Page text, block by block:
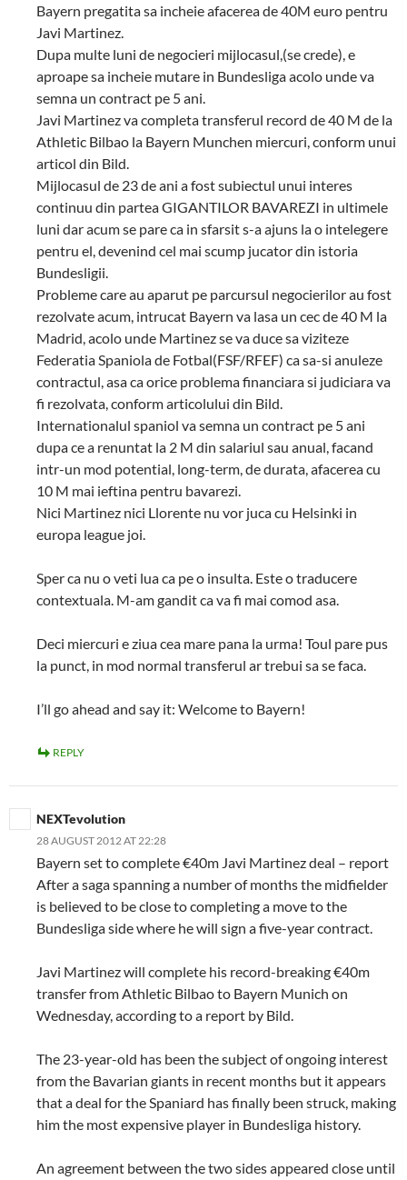
Bayern pregatita sa incheie afacerea de 40M euro pentru
Javi Martinez.
Dupa multe luni de negocieri mijlocasul,(se crede), e
aproape sa incheie mutare in Bundesliga acolo unde va
semna un contract pe 5 ani.
Javi Martinez va completa transferul record de 40 M de la
Athletic Bilbao la Bayern Munchen miercuri, conform unui
articol din Bild.
Mijlocasul de 23 de ani a fost subiectul unui interes
continuu din partea GIGANTILOR BAVAREZI in ultimele
luni dar acum se pare ca in sfarsit s-a ajuns la o intelegere
pentru el, devenind cel mai scump jucator din istoria
Bundesligii.
Probleme care au aparut pe parcursul negocierilor au fost
rezolvate acum, intrucat Bayern va lasa un cec de 40 M la
Madrid, acolo unde Martinez se va duce sa viziteze
Federatia Spaniola de Fotbal(FSF/RFEF) ca sa-si anuleze
contractul, asa ca orice problema financiara si judiciara va
fi rezolvata, conform articolului din Bild.
Internationalul spaniol va semna un contract pe 5 ani
dupa ce a renuntat la 2 M din salariul sau anual, facand
intr-un mod potential, long-term, de durata, afacerea cu
10 M mai ieftina pentru bavarezi.
Nici Martinez nici Llorente nu vor juca cu Helsinki in
europa league joi.
Sper ca nu o veti lua ca pe o insulta. Este o traducere
contextuala. M-am gandit ca va fi mai comod asa.
Deci miercuri e ziua cea mare pana la urma! Toul pare pus
la punct, in mod normal transferul ar trebui sa se faca.
I’ll go ahead and say it: Welcome to Bayern!
REPLY
NEXTevolution
28 AUGUST 2012 AT 22:28
Bayern set to complete €40m Javi Martinez deal – report
After a saga spanning a number of months the midfielder
is believed to be close to completing a move to the
Bundesliga side where he will sign a five-year contract.
Javi Martinez will complete his record-breaking €40m
transfer from Athletic Bilbao to Bayern Munich on
Wednesday, according to a report by Bild.
The 23-year-old has been the subject of ongoing interest
from the Bavarian giants in recent months but it appears
that a deal for the Spaniard has finally been struck, making
him the most expensive player in Bundesliga history.
An agreement between the two sides appeared close until